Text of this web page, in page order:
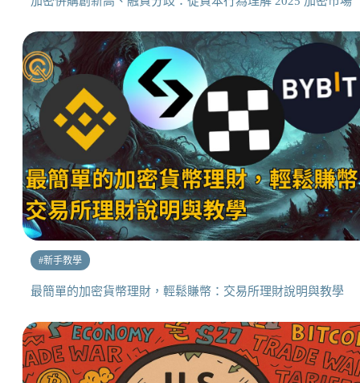
#新手教學
最簡單的加密貨幣理財，輕鬆賺幣：交易所理財說明與教學